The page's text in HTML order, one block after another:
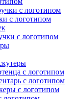
с логотипом
с логотипом
с логотипом
с логотипом
с логотипом
с логотипом